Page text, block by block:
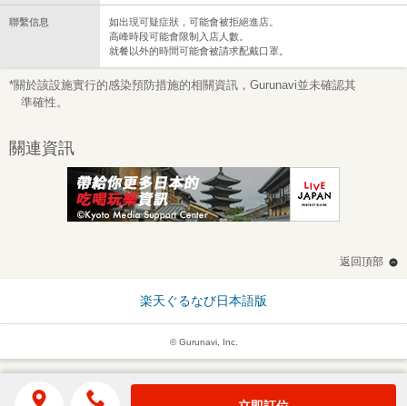
聯繫信息
如出現可疑症狀，可能會被拒絕進店。
高峰時段可能會限制入店人數。
就餐以外的時間可能會被請求配戴口罩。
*關於該設施實行的感染預防措施的相關資訊，Gurunavi並未確認其
準確性。
關連資訊
返回頂部
楽天ぐるなび日本語版
© Gurunavi, Inc.